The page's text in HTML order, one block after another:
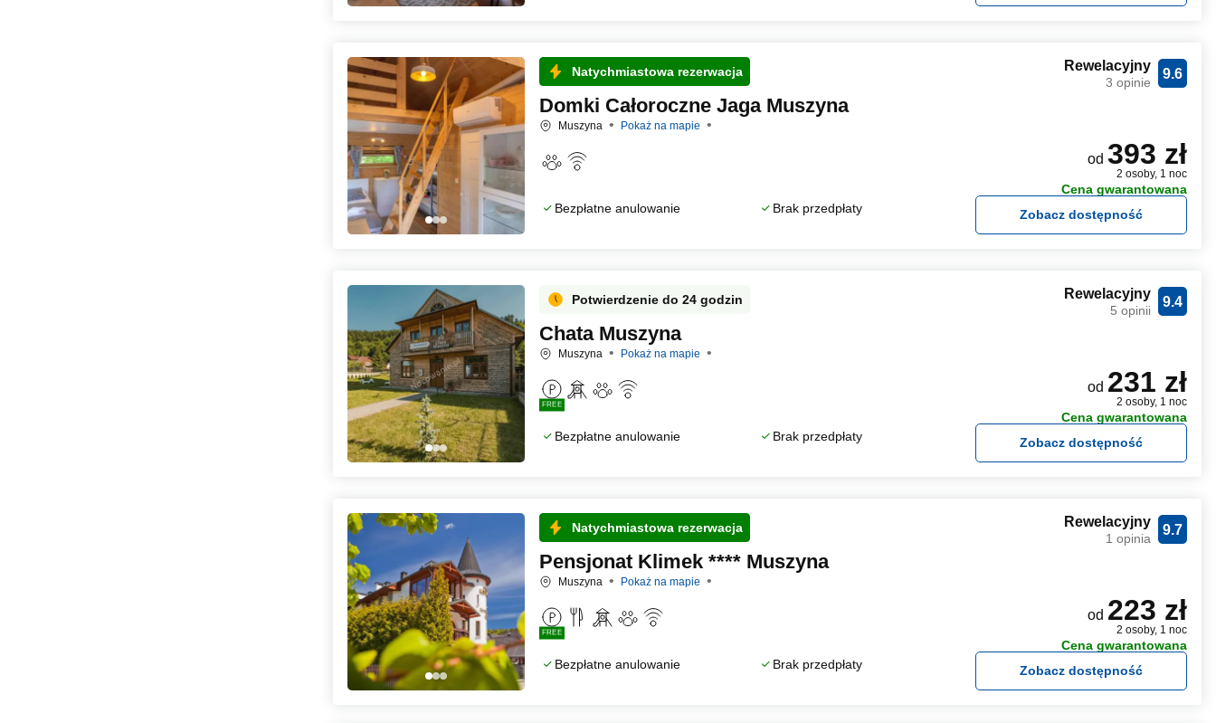
Natychmiastowa rezerwacja
Domki Całoroczne Jaga Muszyna
Muszyna Pokaż na mapie
Bezpłatne anulowanie Brak przedpłaty
9.6
Rewelacyjny
3 opinie
od 393 zł
2 osoby, 1 noc
Cena gwarantowana
Zobacz dostępność
Potwierdzenie do 24 godzin
Chata Muszyna
Muszyna Pokaż na mapie
FREE
Bezpłatne anulowanie Brak przedpłaty
9.4
Rewelacyjny
5 opinii
od 231 zł
2 osoby, 1 noc
Cena gwarantowana
Zobacz dostępność
Natychmiastowa rezerwacja
Pensjonat Klimek **** Muszyna
Muszyna Pokaż na mapie
FREE
Bezpłatne anulowanie Brak przedpłaty
9.7
Rewelacyjny
1 opinia
od 223 zł
2 osoby, 1 noc
Cena gwarantowana
Zobacz dostępność